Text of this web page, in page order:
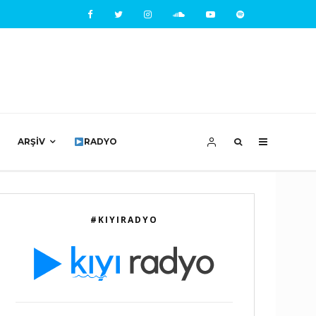
ARŞIV RADYO
#KIYIRADYO